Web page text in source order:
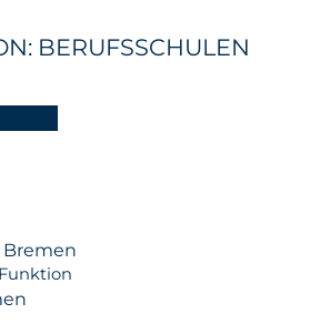
BERUFSSCHULEN